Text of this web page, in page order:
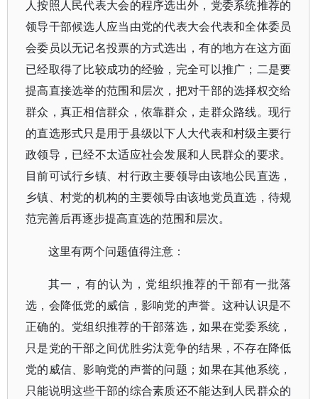
人按照人民代表大会的程序选出外，党委系统推荐的
领导干部候选人应当由党的代表大会代表和全体委员
会委员以无记名投票的方式选出，有的地方在这方面
已经取得了比较成功的经验，完全可以推广；二是要
提高直接选举的范围和层次，把对干部的选择权交给
群众，真正相信群众，依靠群众，走群众路线。现行
的直选形式只是用于县级以下人大代表和村级主要行
政领导，已经不太适应社会发展和人民群众的要求。
目前可试行乡镇、村行政主要领导由该地公民直选，
乡镇、村党的机构的主要领导由该地党员直选，待规
范完善后再逐步提高直选的范围和层次。
这里有两个问题值得注意：
其一，有的认为，党组织推荐的干部有一批落
选，会降低党的威信，影响党的声誉。这种认识是不
正确的。党组织推荐的干部落选，如果在党委系统，
只是党的干部之间优胜劣汰竞争的结果，不存在降低
党的威信、影响党的声誉的问题；如果在其他系统，
只能说明这些干部的综合素质还不能达到人民群众的